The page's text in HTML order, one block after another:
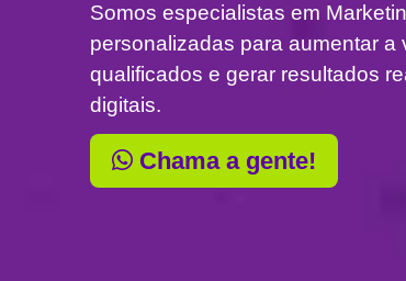
Somos especialistas em
personalizadas para aumentar a
qualificados e gerar resultados
digitais.
Chama a gente!